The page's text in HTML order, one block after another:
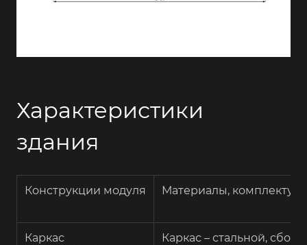
Характеристики
здания
Конструкции модуля Материалы,
Каркас
Каркас – стальной,